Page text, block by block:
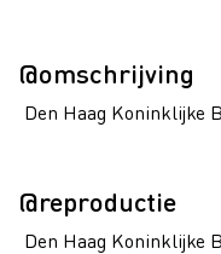
@omschrijving
Den Haag Koninklijke
@reproductie
Den Haag Koninklijke